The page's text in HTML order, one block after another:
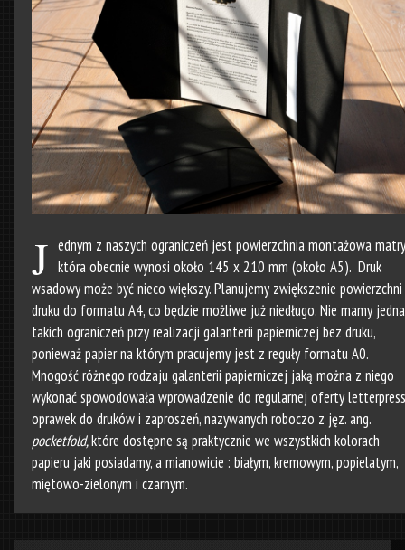
J ednym z naszych ograniczeń jest powierzchnia montażowa
która obecnie wynosi około 145 x 210 mm (około A5). Druk
wsadowy może być nieco większy. Planujemy zwiększenie powierzchni
druku do formatu A4, co będzie możliwe już niedługo. Nie mamy
takich ograniczeń przy realizacji galanterii papierniczej bez druku,
ponieważ papier na którym pracujemy jest z reguły formatu A0.
Mnogość różnego rodzaju galanterii papierniczej jaką można z niego
wykonać spowodowała wprowadzenie do regularnej oferty letterpress
oprawek do druków i zaproszeń, nazywanych roboczo z jęz. ang.
pocketfold,które dostępne są praktycznie we wszystkich kolorach
papieru jaki posiadamy, a mianowicie : białym, kremowym, popielatym,
miętowo-zielonym i czarnym.